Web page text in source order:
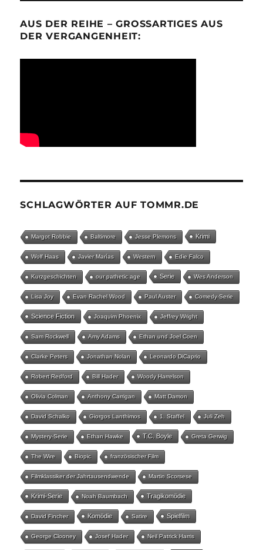
AUS DER REIHE – GROSSARTIGES AUS D
ER VERGANGENHEIT:
SCHLAGWÖRTER AUF TOMMR.DE
Margot Robbie Baltimore Jesse Plemons Krimi
Wolf Haas Javier Marías Western Edie Falco
Kurzgeschichten our pathetic age Serie Wes Anderson
Lisa Joy Evan Rachel Wood Paul Auster Comedy-Serie
Science Fiction Joaquim Phoenix Jeffrey Wright
Sam Rockwell Amy Adams Ethan und Joel Coen
Clarke Peters Jonathan Nolan Leonardo DiCaprio
Robert Redford Bill Hader Woody Harrelson
Olivia Colman Anthony Carrigan Matt Damon
David Schalko Giorgos Lanthimos 1. Staffel Juli Zeh
Mystery-Serie Ethan Hawke T.C. Boyle Greta Gerwig
The Wire Biopic französischer Film
Filmklassiker der Jahrtausendwende Martin Scorsese
Krimi-Serie Noah Baumbach Tragikomödie
David Fincher Komödie Satire Spielfilm
George Clooney Josef Hader Neil Patrick Harris